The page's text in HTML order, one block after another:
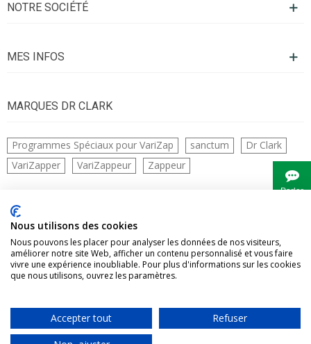
NOTRE SOCIÉTÉ
MES INFOS
MARQUES DR CLARK
Programmes Spéciaux pour VariZap sanctum
Dr Clark
VariZapper
VariZappeur Zappeur
CONTACTS
Parler
Vivre Naturellement tous droits réservés
Nous utilisons des cookies
Nous pouvons les placer pour analyser les données de nos visiteurs,
améliorer notre site Web, afficher un contenu personnalisé et vous faire
vivre une expérience inoubliable. Pour plus d'informations sur les cookies
que nous utilisons, ouvrez les paramètres.
Accepter tout
Refuser